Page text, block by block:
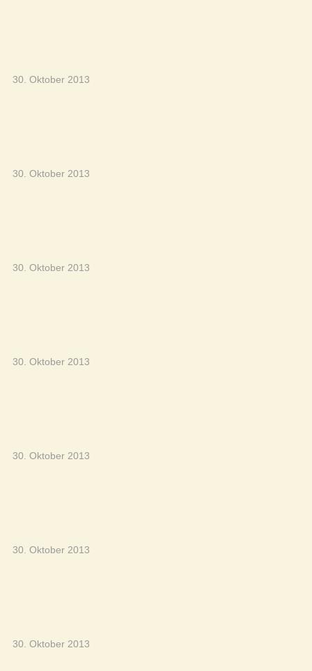
30. Oktober 2013
30. Oktober 2013
30. Oktober 2013
30. Oktober 2013
30. Oktober 2013
30. Oktober 2013
30. Oktober 2013